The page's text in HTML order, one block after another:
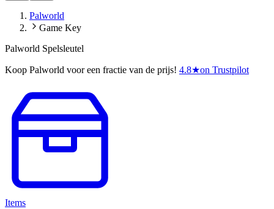
Palworld
Game Key
Palworld Spelsleutel
Koop Palworld voor een fractie van de prijs! 4.8★on Trustpilot
Items